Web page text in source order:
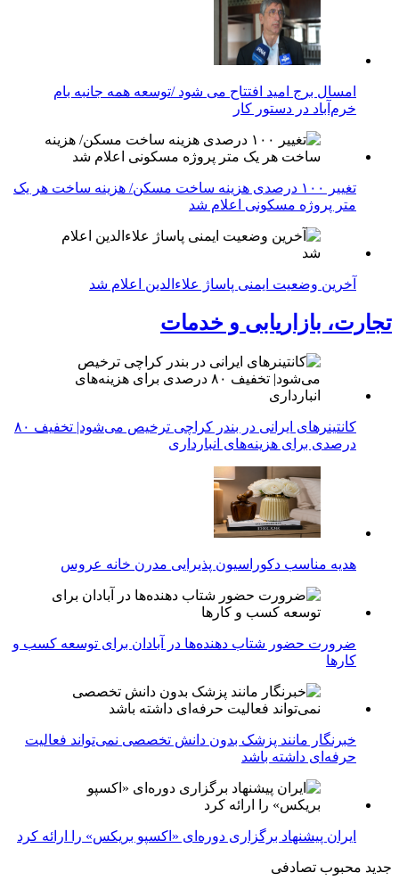
امسال برج امید افتتاح می شود /توسعه همه جانبه بام
خرم‌آباد در دستور کار
تغییر ۱۰۰ درصدی هزینه ساخت مسکن/ هزینه ساخت هر یک
متر پروژه مسکونی اعلام شد
آخرین وضعیت ایمنی پاساژ علاءالدین اعلام شد
تجارت، بازاریابی و خدمات
کانتینرهای ایرانی در بندر کراچی ترخیص می‌شود| تخفیف ۸۰
درصدی برای هزینه‌های انبارداری
هدیه مناسب دکوراسیون پذیرایی مدرن خانه عروس
ضرورت حضور شتاب ‌دهنده‌ها در آبادان برای توسعه کسب‌ و
کارها
خبرنگار مانند پزشک بدون دانش تخصصی نمی‌تواند فعالیت
حرفه‌ای داشته باشد
ایران پیشنهاد برگزاری دوره‌ای «اکسپو بریکس» را ارائه کرد
جدید محبوب تصادفی